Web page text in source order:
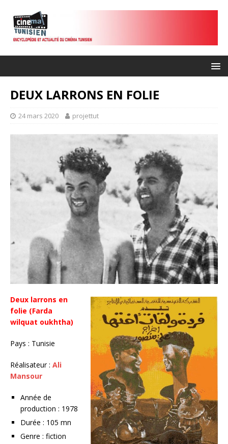
DEUX LARRONS EN FOLIE
24 mars 2020 projettut
Deux larrons en
folie (Farda
wilquat oukhtha)
Pays : Tunisie
Réalisateur : Ali
Mansour
Année de
production : 1978
Durée : 105 mn
Genre : fiction